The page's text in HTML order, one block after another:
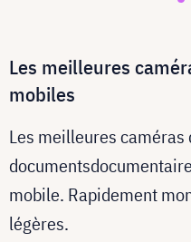
Les meilleures
mobiles
Les meilleures caméras
mobile. Rapidement
légères.